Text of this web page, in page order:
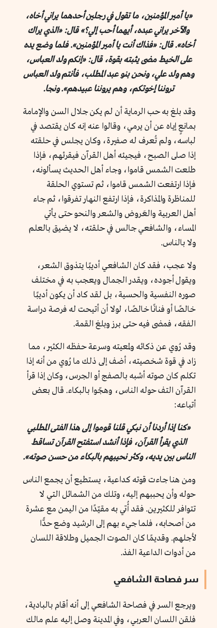
«يا أمير المؤمنين، ما تقول في رجلين أحدهما يراني أخاه،
والآخر يراني عبده، أيهما أحب إلي؟» قال: «الذي يراك
أخاه». قال: «فذاك أنت يا أمير المؤمنين». فلما وضع يده
على الخيط مضى يثبته بقوة، قال: «إنكم ولد العباس،
وهم ولد علي، ونحن بنو عبد المطلب، فأنتم ولد العباس
تروننا إخوتكم، وهم يروننا عبيدهم». ونجا.
وقد بلغ به حب الرماية أن لم يكن جلال السن والإمامة
بمانعٍ إياه عن أن يرمي، وقالوا عنه إنه كان يقتصد في
لباسه، ولم تُعرف له صفيرة، وكان يجلس في حلقته
إذا صلى الصبح، فيجيئه أهل القرآن فيقرئهم، فإذا
طلعت الشمس قاموا، وجاء أهل الحديث يسألونه،
فإذا ارتفعت الشمس قاموا، ثم تستوي الحلقة
للمناظرة والمذاكرة، فإذا ارتفع النهار تفرقوا، ثم جاء
أهل العربية والعَروض والشعر والنحو حتى يأتي
المساء، والشافعي جالس في حلقته، لا يضيق بالعلم
ولا بالناس.
ولا عجب، فقد كان الشافعي أديبًا يتذوق الشعر،
ويقول أجوده، ويقدر الجمال ويعجب به في مختلف
صوره النفسية والحسية، بل لقد كاد أن يكون أديبًا
خالصًا أو فنانًا خالصًا، لولا أن أتيحت له فرصة دراسة
الفقه، فمضى فيه حتى برز وبلغ القمة.
وقد رُوي عن ذكائه ولمعيته وسرعة حفظه الكثير، مما
زاد في قوة شخصيته، أضف إلى ذلك ما رُوي من أنه إذا
تكلم كان صوته أشبه بالصفج أو الجرس، وكان إذا قرأ
القرآن التف حوله الناس، وهجّوا بالبكاء. قال بعض
أتباعه:
«كنا إذا أردنا أن نبكي قلنا قوموا إلى هذا الفتى المطلبي
الذي يقرأ القرآن، فإذا أنشد استفتح القرآن تساقط
الناس بين يديه، وكثر نحيبهم بالبكاء من حسن صوته».
ومن هنا جاءت قوته كداعية، يستطيع أن يجمع الناس
حوله وأن يحببهم إليه، وتلك من الشمائل التي لا
تتوافر للكثيرين. فقد أُتي به مقيّدًا من اليمن مع عشرة
من أصحابه، فلما جيء بهم إلى الرشيد وضع حدًّا
لأجلهم. وقديمًا كان الصوت الجميل وطلاقة اللسان
من أدوات الداعية الفذ.
سر فصاحة الشافعي
ويرجع السر في فصاحة الشافعي إلى أنه أقام بالبادية،
فلقن اللسان العربي، وفي المدينة وصل إليه علم مالك